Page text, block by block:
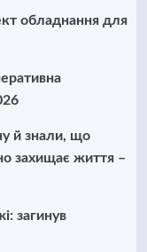
обладнання для
й знали, що
захищає життя –
загинув